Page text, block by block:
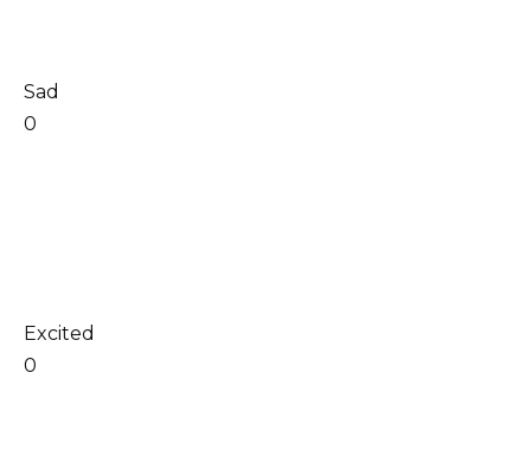
Sad
0
Excited
0